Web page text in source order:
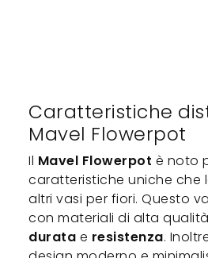
Caratteristiche
Mavel Flowerpot
Il Mavel Flowerpot è noto
caratteristiche uniche che
altri vasi per fiori. Questo
con materiali di alta
durata e resistenza.